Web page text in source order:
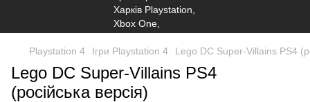
Playstation 4 Ігри Playstation 4 Lego DC Super-Villains PS4
Lego DC Super-Villains PS4
(російська версія)